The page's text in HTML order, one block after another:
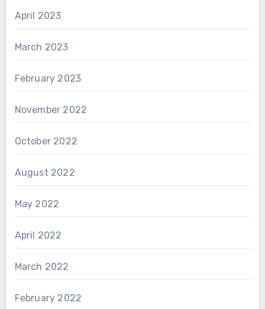
April 2023
March 2023
February 2023
November 2022
October 2022
August 2022
May 2022
April 2022
March 2022
February 2022